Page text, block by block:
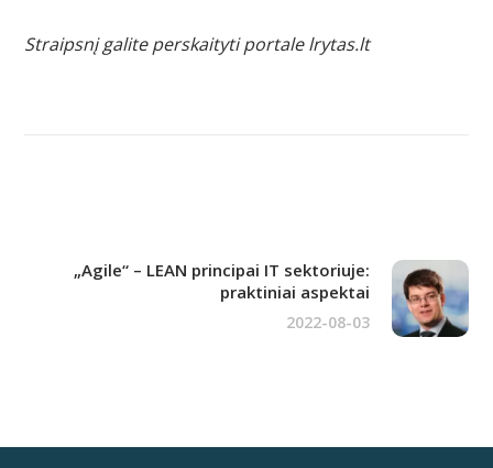
Straipsnį galite perskaityti portale lrytas.lt
„Agile“ – LEAN principai IT sektoriuje:
praktiniai aspektai
2022-08-03